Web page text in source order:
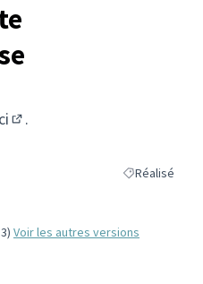
.
Filtrer les
Réalisé
voir les autres versions